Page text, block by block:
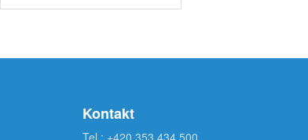
Kontakt
Tel.: +420 353 434 500